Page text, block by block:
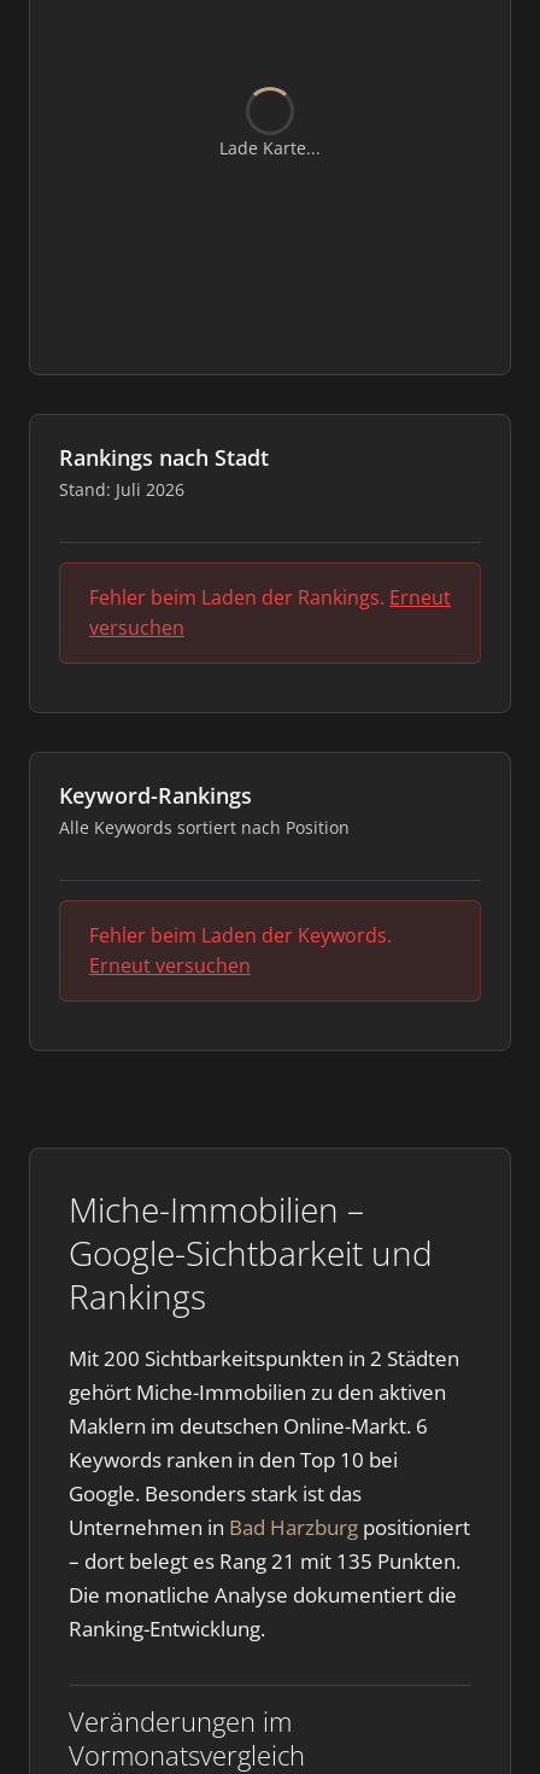
Miche-Immobilien –
Google-Sichtbarkeit und
Rankings
Mit 200 Sichtbarkeitspunkten in 2 Städten
gehört Miche-Immobilien zu den aktiven
Maklern im deutschen Online-Markt. 6
Keywords ranken in den Top 10 bei
Google. Besonders stark ist das
Unternehmen in Bad Harzburg positioniert
– dort belegt es Rang 21 mit 135 Punkten.
Die monatliche Analyse dokumentiert die
Ranking-Entwicklung.
Veränderungen im
Vormonatsvergleich
Lade Karte...
Rankings nach Stadt
Stand: Juli 2026
Fehler beim Laden der Rankings. Erneut
versuchen
Keyword-Rankings
Alle Keywords sortiert nach Position
Fehler beim Laden der Keywords.
Erneut versuchen